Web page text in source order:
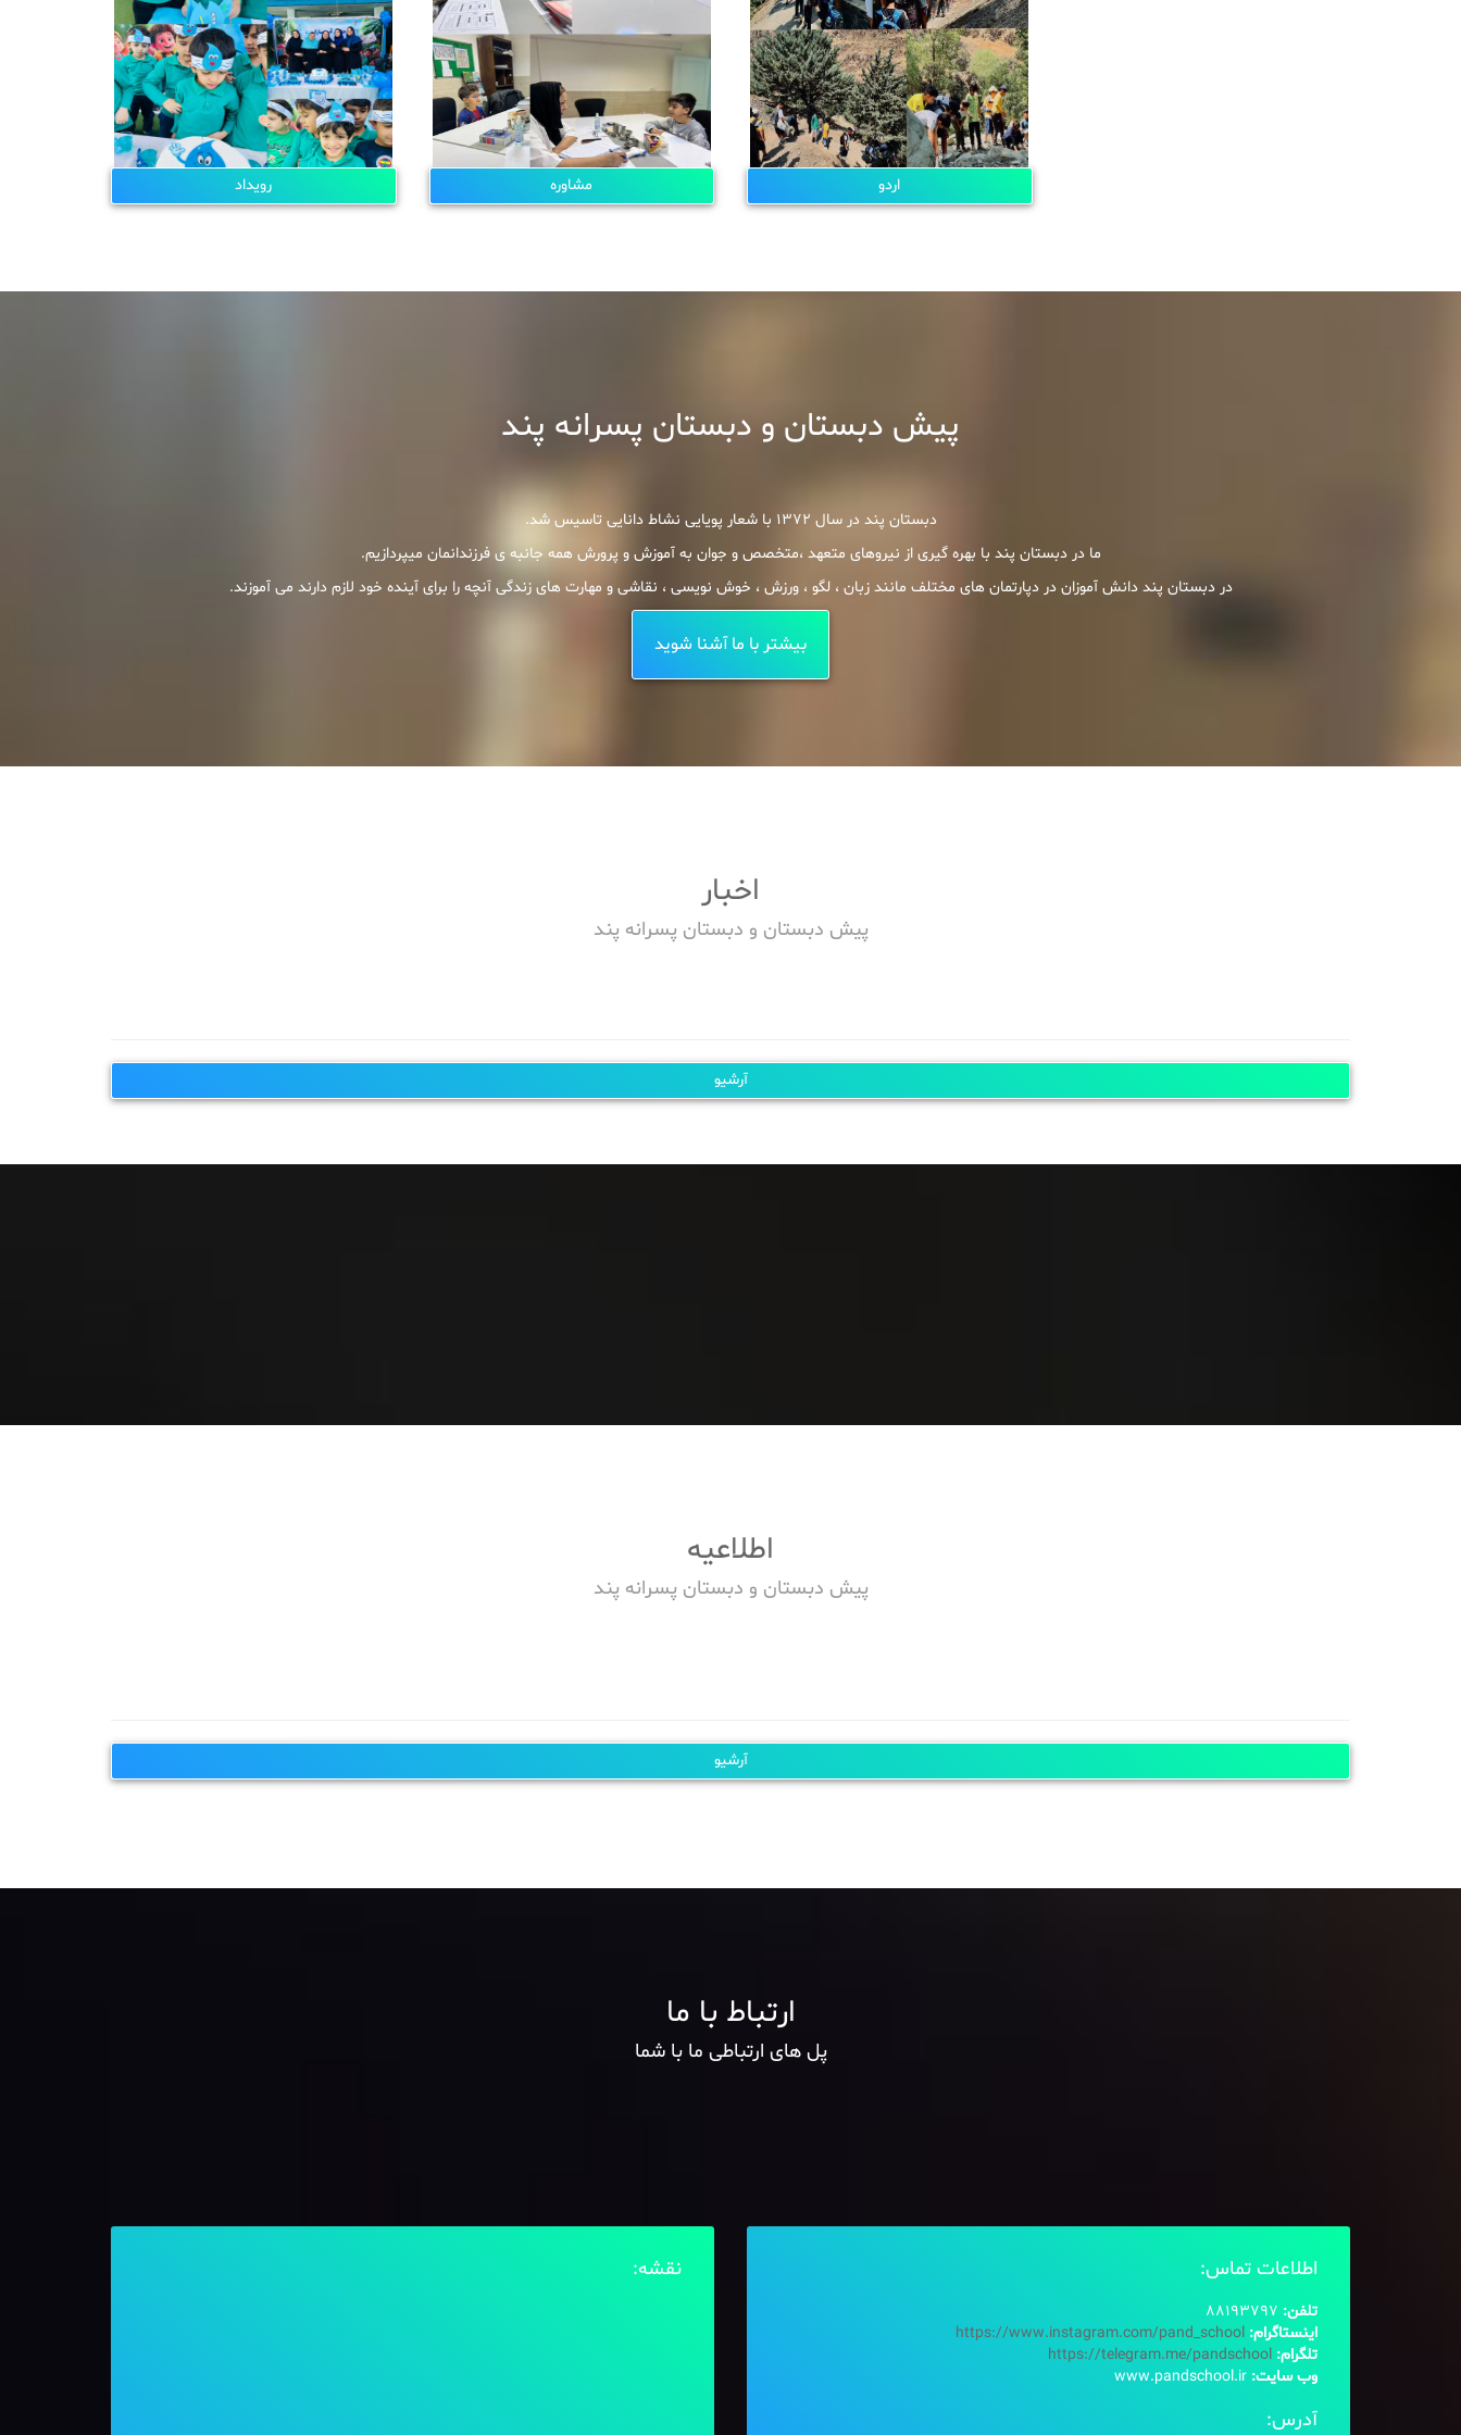
رویداد مشاوره اردو
پیش دبستان و دبستان پسرانه پند
دبستان پند در سال 1372 با شعار پویایی نشاط دانایی تاسیس شد.
ما در دبستان پند با بهره گیری از نیروهای متعهد ،متخصص و جوان به آموزش و پرورش همه جانبه ی فرزندانمان میپردازیم.
در دبستان پند دانش آموزان در دپارتمان های مختلف مانند زبان ، لگو ، ورزش ، خوش نویسی ، نقاشی و مهارت های زندگی آنچه را برای آینده خود لازم دارند می آموزند.
بیشتر با ما آشنا شوید
اخبار
پیش دبستان و دبستان پسرانه پند
آرشیو
اطلاعیه
پیش دبستان و دبستان پسرانه پند
آرشیو
ارتباط با ما
پل های ارتباطی ما با شما
نقشه: اطلاعات تماس:
تلفن: 88193797
اینستاگرام: https://www.instagram.com/pand_school
تلگرام: https://telegram.me/pandschool
وب سایت: www.pandschool.ir
آدرس: